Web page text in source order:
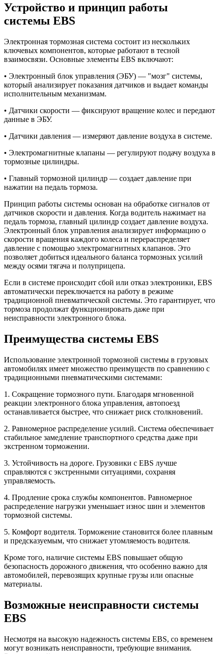
Устройство и принцип работы
системы EBS
Электронная тормозная система состоит из нескольких
ключевых компонентов, которые работают в тесной
взаимосвязи. Основные элементы EBS включают:
• Электронный блок управления (ЭБУ) — "мозг" системы,
который анализирует показания датчиков и выдает команды
исполнительным механизмам.
• Датчики скорости — фиксируют вращение колес и передают
данные в ЭБУ.
• Датчики давления — измеряют давление воздуха в системе.
• Электромагнитные клапаны — регулируют подачу воздуха в
тормозные цилиндры.
• Главный тормозной цилиндр — создает давление при
нажатии на педаль тормоза.
Принцип работы системы основан на обработке сигналов от
датчиков скорости и давления. Когда водитель нажимает на
педаль тормоза, главный цилиндр создает давление воздуха.
Электронный блок управления анализирует информацию о
скорости вращения каждого колеса и перераспределяет
давление с помощью электромагнитных клапанов. Это
позволяет добиться идеального баланса тормозных усилий
между осями тягача и полуприцепа.
Если в системе происходит сбой или отказ электроники, EBS
автоматически переключается на работу в режиме
традиционной пневматической системы. Это гарантирует, что
тормоза продолжат функционировать даже при
неисправности электронного блока.
Преимущества системы EBS
Использование электронной тормозной системы в грузовых
автомобилях имеет множество преимуществ по сравнению с
традиционными пневматическими системами:
1. Сокращение тормозного пути. Благодаря мгновенной
реакции электронного блока управления, автопоезд
останавливается быстрее, что снижает риск столкновений.
2. Равномерное распределение усилий. Система обеспечивает
стабильное замедление транспортного средства даже при
экстренном торможении.
3. Устойчивость на дороге. Грузовики с EBS лучше
справляются с экстренными ситуациями, сохраняя
управляемость.
4. Продление срока службы компонентов. Равномерное
распределение нагрузки уменьшает износ шин и элементов
тормозной системы.
5. Комфорт водителя. Торможение становится более плавным
и предсказуемым, что снижает утомляемость водителя.
Кроме того, наличие системы EBS повышает общую
безопасность дорожного движения, что особенно важно для
автомобилей, перевозящих крупные грузы или опасные
материалы.
Возможные неисправности системы
EBS
Несмотря на высокую надежность системы EBS, со временем
могут возникать неисправности, требующие внимания.